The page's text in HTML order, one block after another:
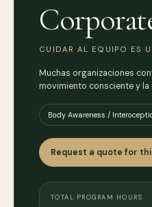
CUIDAR AL EQUIPO ES
Muchas organizaciones
movimiento consciente y
Body Awareness /
Request a quote for
TOTAL PROGRAM HOURS